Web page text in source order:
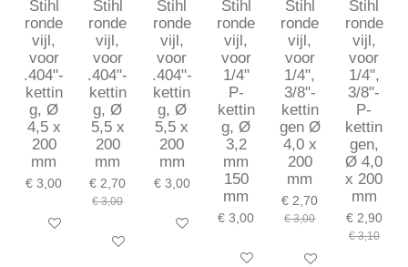
Stihl
ronde
vijl,
voor
.404"-
kettin
g, Ø
4,5 x
200
mm
€ 3,00
In winkelwagen
Stihl
ronde
vijl,
voor
.404"-
kettin
g, Ø
5,5 x
200
mm
€ 2,70
€ 3,00
In winkelwagen
Stihl
ronde
vijl,
voor
.404"-
kettin
g, Ø
5,5 x
200
mm
€ 3,00
In winkelwagen
Stihl
ronde
vijl,
voor
1/4"
P-
kettin
g, Ø
3,2
mm
150
mm
€ 3,00
In winkelwagen
Stihl
ronde
vijl,
voor
1/4",
3/8"-
kettin
gen Ø
4,0 x
200
mm
€ 2,70
€ 3,00
In winkelwagen
Stihl
ronde
vijl,
voor
1/4",
3/8"-
P-
kettin
gen,
Ø 4,0
x 200
mm
€ 2,90
€ 3,10